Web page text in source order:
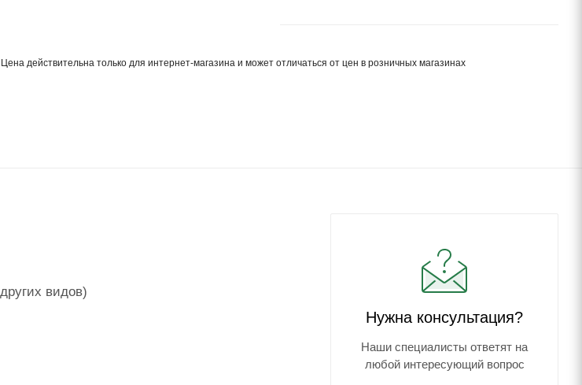
Цена действительна только для интернет-магазина и может отличаться от цен в розничных магазинах
видов)
Нужна консультация?
Наши специалисты ответят на
любой интересующий вопрос